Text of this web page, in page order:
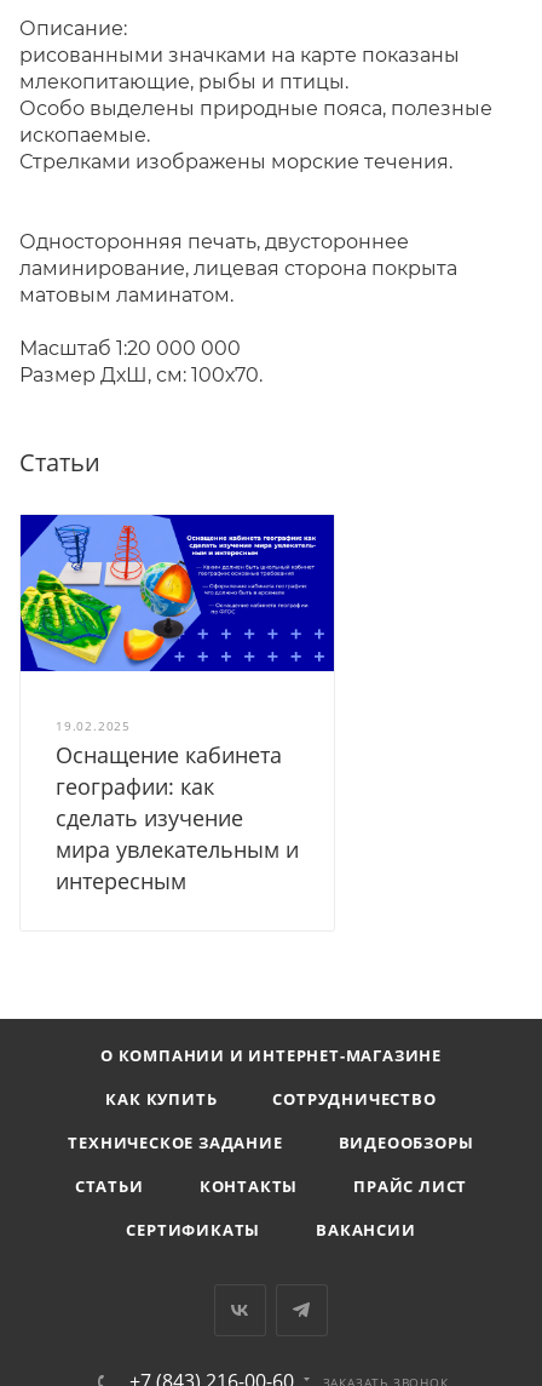
Описание:
рисованными значками на карте показаны
млекопитающие, рыбы и птицы.
Особо выделены природные пояса, полезные
ископаемые.
Стрелками изображены морские течения.
Односторонняя печать, двустороннее
ламинирование, лицевая сторона покрыта
матовым ламинатом.
Масштаб 1:20 000 000
Размер ДхШ, см: 100х70.
Статьи
19.02.2025
Оснащение кабинета
географии: как
сделать изучение
мира увлекательным и
интересным
О КОМПАНИИ И ИНТЕРНЕТ-МАГАЗИНЕ
КАК КУПИТЬ
СОТРУДНИЧЕСТВО
ТЕХНИЧЕСКОЕ ЗАДАНИЕ
ВИДЕООБЗОРЫ
СТАТЬИ
КОНТАКТЫ
ПРАЙС ЛИСТ
СЕРТИФИКАТЫ
ВАКАНСИИ
ЗАКАЗАТЬ ЗВОНОК